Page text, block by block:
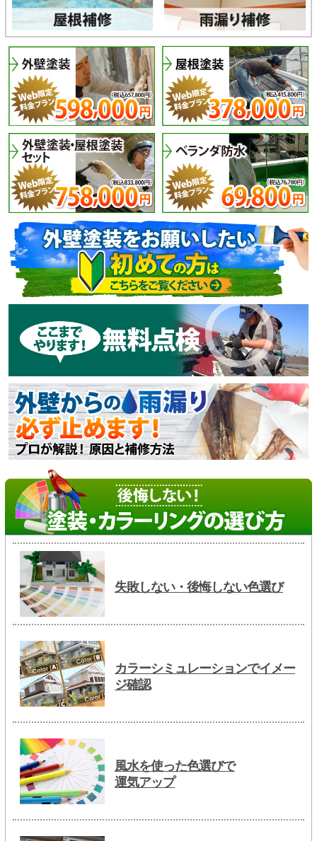
失敗しない・後悔しない色選び
カラーシミュレーションでイメー
ジ確認
風水を使った色選びで
運気アップ